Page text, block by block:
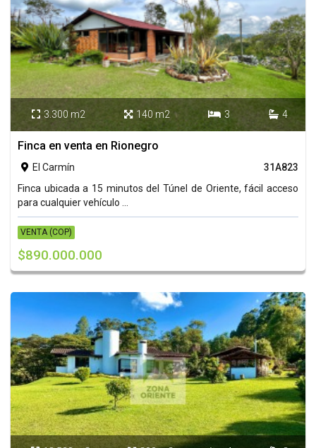
 3.300 m2  140 m2  3  4
Finca en venta en Rionegro
 El Carmín
31A823
Finca ubicada a 15 minutos del Túnel de Oriente, fácil acceso
para cualquier vehículo ...
VENTA (COP)
$890.000.000